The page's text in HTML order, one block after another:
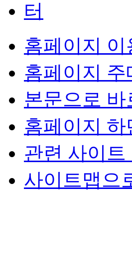
홈페이지
홈페이지
본문으로 바
홈페이지
관련 사이
사이트맵으